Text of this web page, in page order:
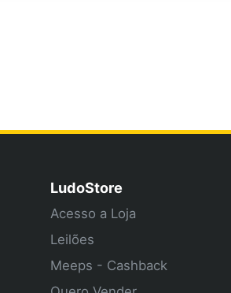
LudoStore
Acesso a Loja
Leilões
Meeps - Cashback